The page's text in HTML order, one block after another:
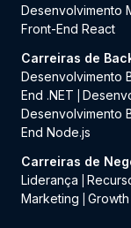
Desenvolvimento
Front-End React
Carreiras de
Desenvolvimento
End .NET
Desenvolvimento
End Node.js
Carreiras de
Liderança
Marketing